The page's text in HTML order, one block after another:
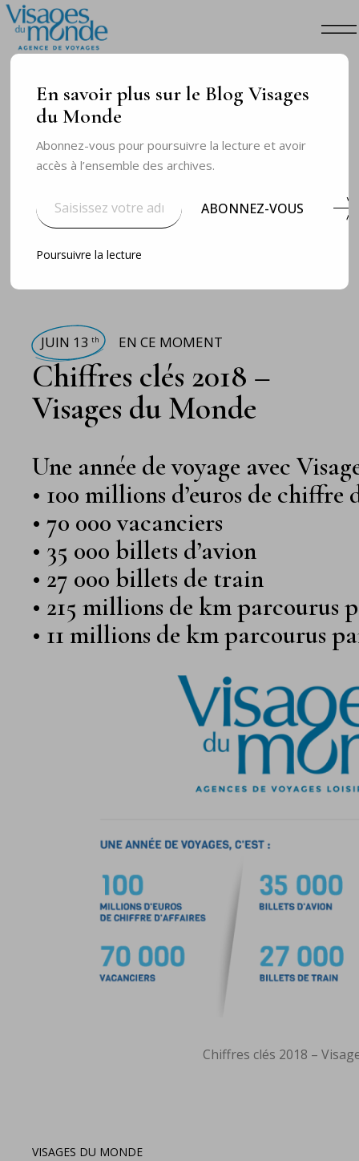
JUIN 13 th EN CE MOMENT
Chiffres clés 2018 –
Visages du Monde
Une année de voyage avec
• 100 millions d’euros de chiffre
• 70 000 vacanciers
• 35 000 billets d’avion
• 27 000 billets de train
• 215 millions de km parcourus
• 11 millions de km parcourus
Chiffres clés 2018 –
VISAGES DU MONDE
En savoir plus sur le Blog Visages
du Monde
Abonnez-vous pour poursuivre la lecture et avoir
accès à l’ensemble des archives.
votre
adresse
e-
ABONNEZ-VOUS
Poursuivre la lecture